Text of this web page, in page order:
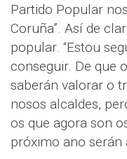
Partido Popular
Coruña”. Así de
popular. “Estou
conseguir. De que
saberán valorar o
nosos alcaldes,
os que agora son
próximo ano serán